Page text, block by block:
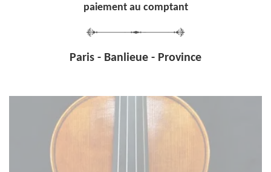
paiement au comptant
Paris - Banlieue - Province